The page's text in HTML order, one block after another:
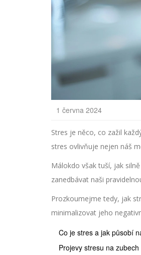
1 června 2024
Stres je něco, co zažil
stres ovlivňuje nejen náš
Málokdo však tuší, jak
zanedbávat naši
Prozkoumejme tedy, jak
minimalizovat jeho
Co je stres a jak působí
Projevy stresu na